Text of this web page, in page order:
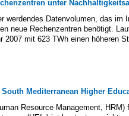
unter
werdendes Datenvolumen, das im
neue Rechenzentren benötigt.
2007 mit 623 TWh einen höheren
Mediterranean Higher
Resource Management, HRM)